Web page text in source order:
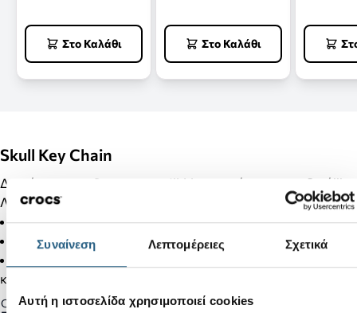
Συναίνεση Λεπτομέρειες Σχετικά
Αυτή η ιστοσελίδα χρησιμοποιεί cookies
Στο Καλάθι Στο Καλάθι
Skull Key Chain
Διακόσμησε τα Crocs σου με Jibbitz και κάνε τα μοναδικά!!!
Λεπτομέρειες Προϊόντος:
Δεν είναι παιχνίδι.
Δεν απευθύνεται σε παιδιά κάτω των 3 ετών.
και επιστροφές.
Gender: